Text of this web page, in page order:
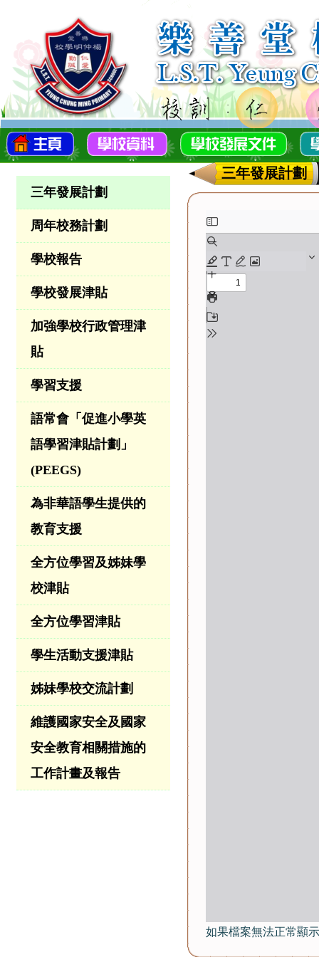
三年發展計劃
周年校務計劃
學校報告
學校發展津貼
加強學校行政管理津
貼
學習支援
語常會「促進小學英
語學習津貼計劃」
(PEEGS)
為非華語學生提供的
教育支援
全方位學習及姊妹學
校津貼
全方位學習津貼
學生活動支援津貼
姊妹學校交流計劃
維護國家安全及國家
安全教育相關措施的
工作計畫及報告
三年發展計劃
如果檔案無法正常顯